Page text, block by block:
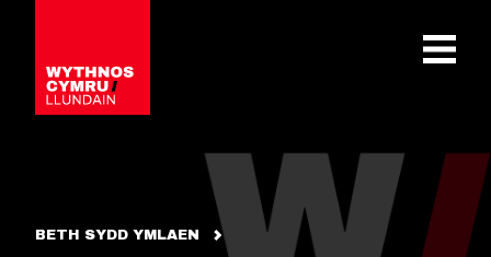
OPEN
BETH SYDD YMLAEN